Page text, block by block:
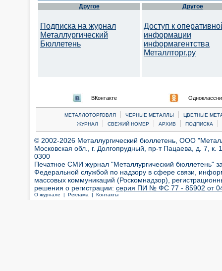
Другое
Подписка на журнал
Металлургический
Бюллетень
Другое
Доступ к
информации
информагентства
Металлторг.ру
ВКонтакте
МЕТАЛЛОТОРГОВЛЯ | ЧЕРНЫЕ МЕТАЛЛЫ |
ЦВЕТНЫЕ
ЖУРНАЛ
| СВЕЖИЙ НОМЕР | АРХИВ | ПОДПИСКА |
© 2002-2026 Металлургический бюллетень, ООО
Московская обл., г. Долгопрудный, пр-т Пацаева, д. 7,
0300
Печатное СМИ журнал "Металлургический бюллетень"
Федеральной службой по надзору в сфере связи,
массовых коммуникаций (Роскомнадзор),
решения о регистрации: серия ПИ № ФС 77 - 85902 от 04
О журнале | Реклама | Контакты